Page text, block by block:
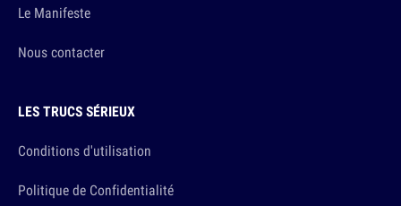
Le Manifeste
Nous contacter
LES TRUCS SÉRIEUX
Conditions d'utilisation
Politique de Confidentialité